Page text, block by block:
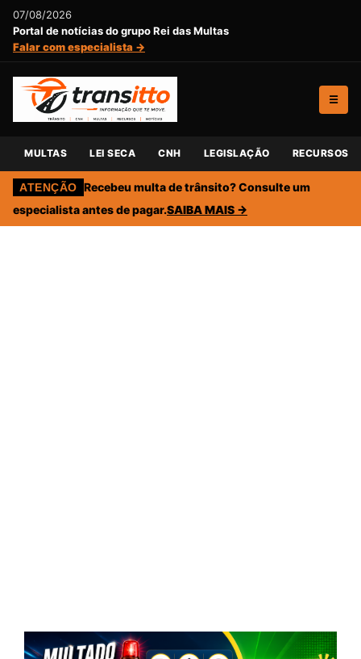
07/08/2026
Portal de notícias do grupo Rei das Multas
Falar com especialista →
☰
MULTAS LEI SECA CNH LEGISLAÇÃO RECURSOS
ATENÇÃO Recebeu multa de trânsito? Consulte um
especialista antes de pagar.SAIBA MAIS →